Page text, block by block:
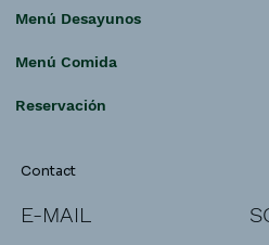
Contact
E-MAIL
Menú Desayunos
Menú Comida
Reservación